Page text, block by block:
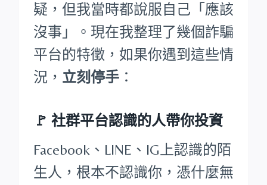
疑，但我當時都說服自己「應該
沒事」。現在我整理了幾個詐騙
平台的特徵，如果你遇到這些情
況， 立刻停手 ：
🚩 社群平台認識的人帶你投資
Facebook、LINE、IG上認識的陌
生人，根本不認識你，憑什麼無